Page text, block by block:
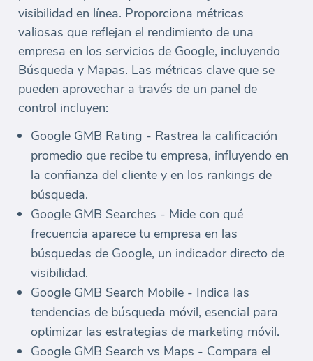
visibilidad en línea. Proporciona métricas
valiosas que reflejan el rendimiento de una
empresa en los servicios de Google, incluyendo
Búsqueda y Mapas. Las métricas clave que se
pueden aprovechar a través de un panel de
control incluyen:
Google GMB Rating - Rastrea la calificación
promedio que recibe tu empresa, influyendo en
la confianza del cliente y en los rankings de
búsqueda.
Google GMB Searches - Mide con qué
frecuencia aparece tu empresa en las
búsquedas de Google, un indicador directo de
visibilidad.
Google GMB Search Mobile - Indica las
tendencias de búsqueda móvil, esencial para
optimizar las estrategias de marketing móvil.
Google GMB Search vs Maps - Compara el